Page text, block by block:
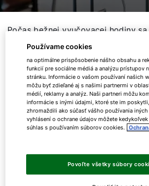
Počas bežnej vyučovacej hodiny
priebežnému vetraniu oknami, v
aj vo veľmi vysokých
zo štúdie experta na vnútorné
spoločnosti WOLF GmbH, ktorá sa
podporou Technickej Univerzity
vo vzduchu sa rýchlo šíria v
možné ich účinne obmedziť iba pri
Hermanna Rietschela. „Ak sa
vhodným spôsobom, ovplyvní to
Používame cookies
na optimálne prispôsobenie nášho obsahu a
funkcií pre sociálne médiá a analýzu prístupov
stránku. Informácie o vašom používaní našich
môžu byť zdieľané aj s našimi partnermi v
médií, reklamy a analýz. Naši partneri môžu
informácie s inými údajmi, ktoré ste im
zhromaždili ako súčasť vášho používania iných
vyhlásení o ochrane údajov môžete
súhlas s používaním súborov cookies.
Povoľte všetky súbory